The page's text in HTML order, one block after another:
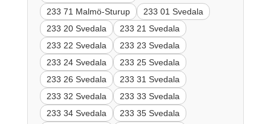
233 71 Malmö-Sturup
233 01 Svedala
233 20 Svedala
233 21 Svedala
233 22 Svedala
233 23 Svedala
233 24 Svedala
233 25 Svedala
233 26 Svedala
233 31 Svedala
233 32 Svedala
233 33 Svedala
233 34 Svedala
233 35 Svedala